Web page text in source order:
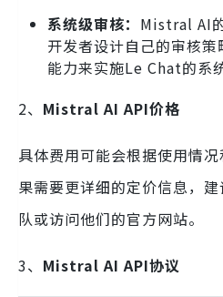
系统级审核： Mistral AI
开发者设计自己的审核
能力来实施Le Chat的系
2、 Mistral AI API价格
具体费用可能会根据使用情
果需要更详细的定价信息，
队或访问他们的官方网站。
3、 Mistral AI API协议